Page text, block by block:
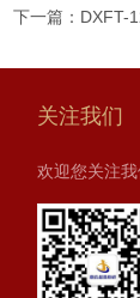
下一篇： DXFT-
关注我们
欢迎您关注